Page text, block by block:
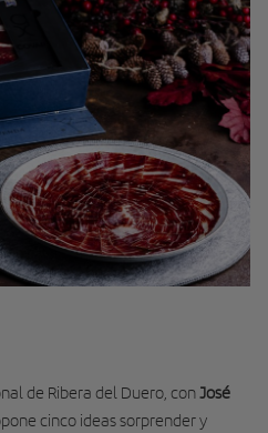
de Ribera del Duero, conJosé
cinco ideas sorprender y